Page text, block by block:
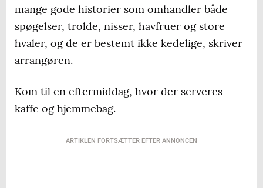
mange gode historier som omhandler både
spøgelser, trolde, nisser, havfruer og store
hvaler, og de er bestemt ikke kedelige, skriver
arrangøren.
Kom til en eftermiddag, hvor der serveres
kaffe og hjemmebag.
ARTIKLEN FORTSÆTTER EFTER ANNONCEN